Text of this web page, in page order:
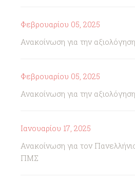
Φεβρουαρίου 05, 2025
Ανακοίνωση για την αξιολόγηση
Φεβρουαρίου 05, 2025
Ανακοίνωση για την αξιολόγηση
Ιανουαρίου 17, 2025
Ανακοίνωση για τον
ΠΜΣ